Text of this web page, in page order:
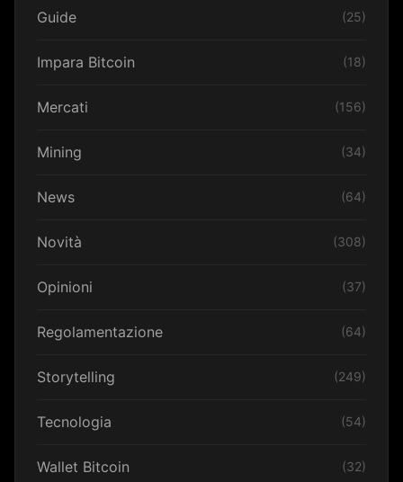
Guide (25)
Impara Bitcoin (18)
Mercati (156)
Mining (34)
News (64)
Novità (308)
Opinioni (37)
Regolamentazione (64)
Storytelling (249)
Tecnologia (54)
Wallet Bitcoin (32)